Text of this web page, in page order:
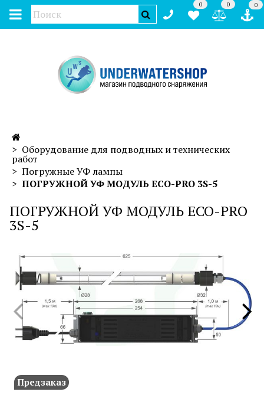
0 0 0
Оборудование для подводных и технических
работ
Погружные УФ лампы
ПОГРУЖНОЙ УФ МОДУЛЬ ECO-PRO 3S-5
ПОГРУЖНОЙ УФ МОДУЛЬ ECO-PRO
3S-5
Предзаказ